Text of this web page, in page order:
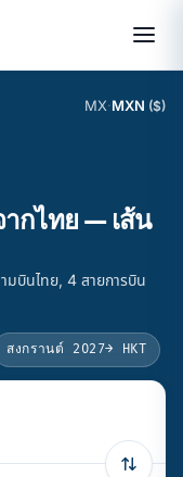
MX·MXN ($)
ากไทย — เส้น
มบินไทย, 4 สายการบิน
สงกรานต์ 2027→ HKT